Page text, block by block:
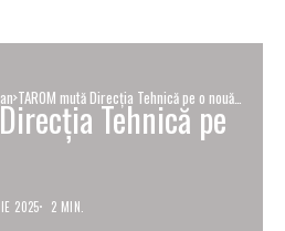
TAROM mută Direcția Tehnică pe o nouă
firmă
Tehnică pe
2025 2 MIN.